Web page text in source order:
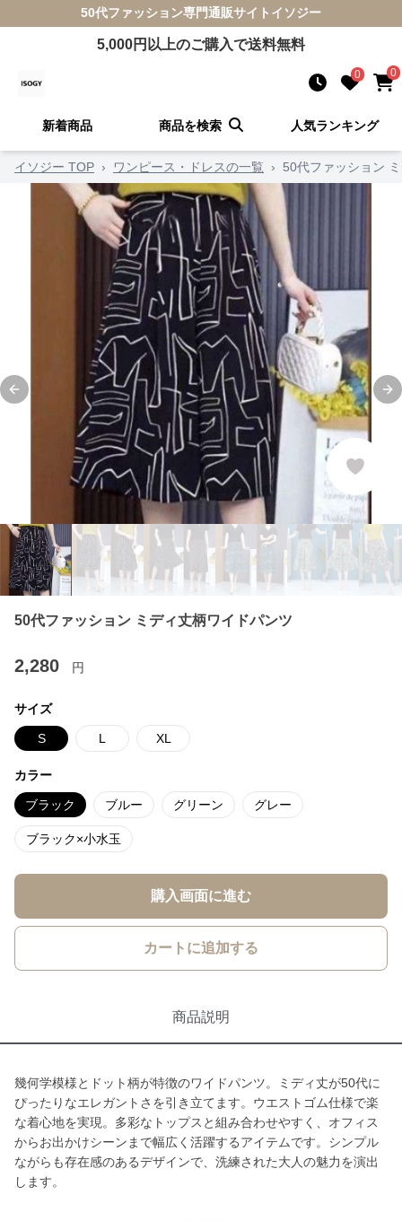
50代ファッション専門通販サイト イソジー
5,000円以上のご購入で送料無料
0 0
新着商品 商品を検索 人気ランキング
イソジー TOP › ワンピース・ドレスの一覧 › 50代ファッション
Previous slide
50代ファッション ミディ丈柄ワイドパンツ
2,280 円
サイズ
S L XL
カラー
ブラック ブルー グリーン グレー
ブラック×小水玉
購入画面に進む
カートに追加する
商品説明
幾何学模様とドット柄が特徴のワイドパンツ。ミディ丈が50代に
ぴったりなエレガントさを引き立てます。ウエストゴム仕様で楽
な着心地を実現。多彩なトップスと組み合わせやすく、オフィス
からお出かけシーンまで幅広く活躍するアイテムです。シンプル
ながらも存在感のあるデザインで、洗練された大人の魅力を演出
します。